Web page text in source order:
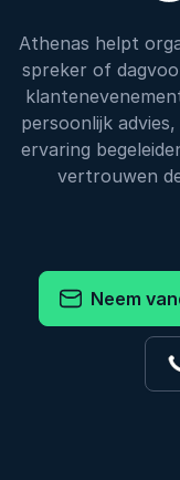
Athenas helpt
spreker of
persoonlijk
ervaring
vertrouwen
Neem